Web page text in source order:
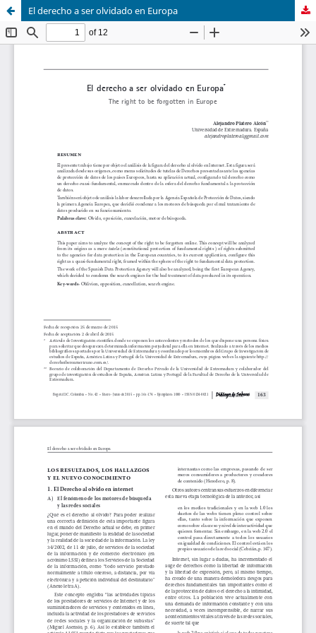
El derecho a ser olvidado en Europa